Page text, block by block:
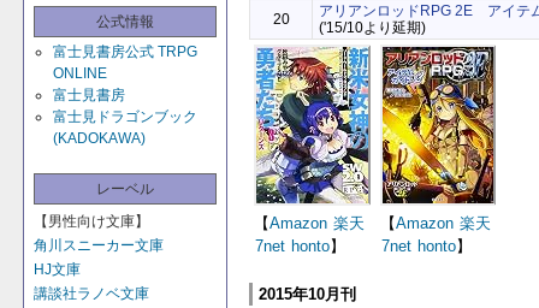
公式情報
富士見書房公式 TRPG
ONLINE
富士見書房
富士見ドラゴンブック
(KADOKAWA)
レーベル
【男性向け文庫】
角川スニーカー文庫
HJ文庫
講談社ラノベ文庫
20
アリアンロッドRPG 2E アイテ
('15/10より延期)
【Amazon 楽天
7net honto】
【Amazon 楽天
7net honto】
2015年10月刊